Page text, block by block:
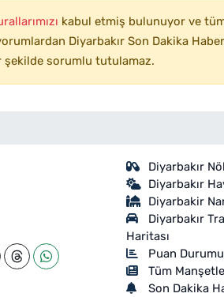
kabul etmiş bulunuyor ve
Diyarbakır Son Dakika
şekilde sorumlu tutulamaz.
Diyarbakır
Diyarbakır
Diyarbakir
Diyarbakır
Haritası
Puan
Tüm
Son Dakika